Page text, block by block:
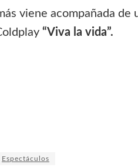
viene acompañada
“Viva la vida”.
Espectáculos